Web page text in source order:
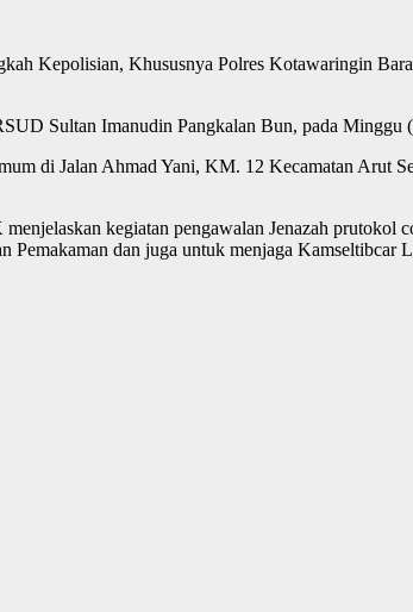
Kepolisian, Khususnya Polres Kotawaringin
Sultan Imanudin Pangkalan Bun, pada Minggu
di Jalan Ahmad Yani, KM. 12 Kecamatan Arut
kegiatan pengawalan Jenazah prutokol
Pemakaman dan juga untuk menjaga Kamseltibcar